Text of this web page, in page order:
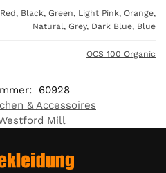
Red, Black, Green, Light Pink, Orange,
Natural, Grey, Dark Blue, Blue
OCS 100 Organic
60928
& Accessoires
Mill